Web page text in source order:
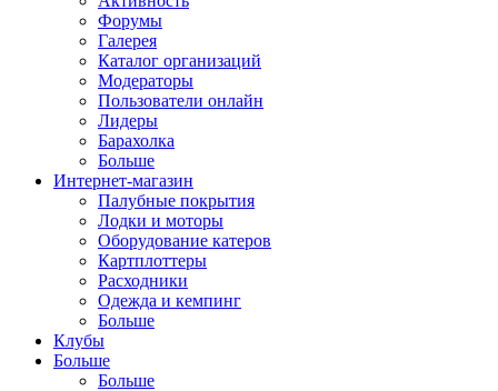
Форумы
Галерея
Каталог организаций
Модераторы
Пользователи онлайн
Лидеры
Барахолка
Больше
Интернет-магазин
Палубные покрытия
Лодки и моторы
Оборудование катеров
Картплоттеры
Расходники
Одежда и кемпинг
Больше
Клубы
Больше
Больше